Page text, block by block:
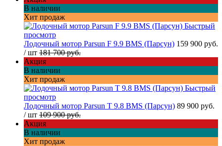
В наличии
Хит продаж
Быстрый
просмотр
Лодочный мотор Parsun F 9.9 BMS (Парсун) 159 900 руб.
/ шт 181 700 руб.
Акция
В наличии
Хит продаж
Быстрый
просмотр
Лодочный мотор Parsun T 9.8 BMS (Парсун) 89 900 руб.
/ шт 109 900 руб.
Акция
В наличии
Хит продаж